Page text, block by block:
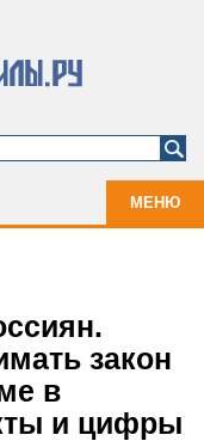
МЕНЮ
закон
в
и цифры